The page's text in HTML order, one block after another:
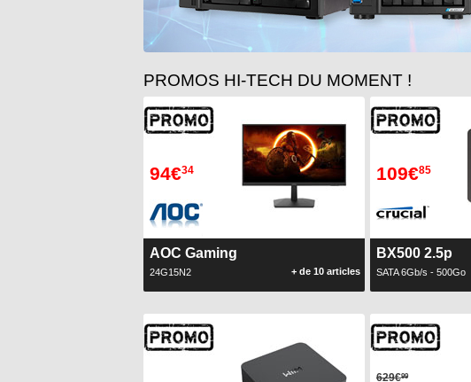
PROMOS HI-TECH DU MOMENT !
94€34
AOC Gaming
24G15N2 + de 10 articles
109€85
BX500 2.5p
SATA 6Gb/s - 500Go
629€99